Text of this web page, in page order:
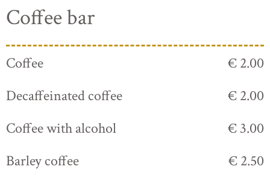
Coffee bar
Coffee
€ 2.00
Decaffeinated coffee
€ 2.00
Coffee with alcohol
€ 3.00
Barley coffee
€ 2.50